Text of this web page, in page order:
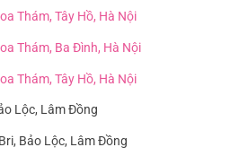
Thám, Tây Hồ, Hà Nội
Thám, Ba Đình, Hà Nội
Thám, Tây Hồ, Hà Nội
Lộc, Lâm Đồng
Bảo Lộc, Lâm Đồng